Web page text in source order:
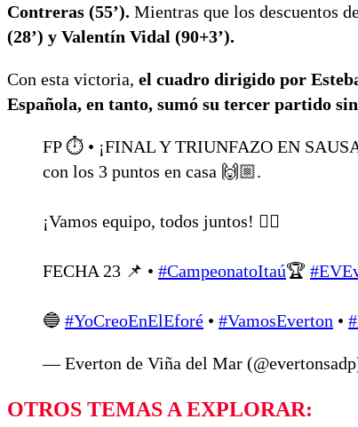
Contreras (55’). Mientras que los descuentos
(28’) y Valentín Vidal (90+3’).
Con esta victoria, el cuadro dirigido por
Española, en tanto, sumó su tercer partido
FP ⏱️ • ¡FINAL Y TRIUNFAZO EN
con los 3 puntos en casa 🙌🏼.
¡Vamos equipo, todos juntos! ❤️‍🔥
FECHA 23 📌 • #CampeonatoItaú🏆
🔵 #YoCreoEnElEforé • #VamosEverton •
— Everton de Viña del Mar
OTROS TEMAS A EXPLORAR: